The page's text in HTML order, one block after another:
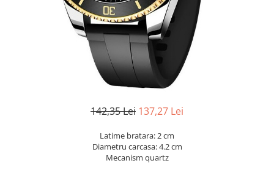
142,35 Lei 137,27 Lei
Latime bratara: 2 cm
Diametru carcasa: 4.2 cm
Mecanism quartz